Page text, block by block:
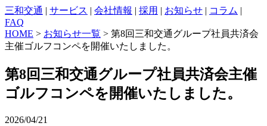
三和交通 | サービス | 会社情報 | 採用 | お知らせ | コラム |
FAQ
HOME > お知らせ一覧 > 第8回三和交通グループ社員共済会
主催ゴルフコンペを開催いたしました。
第8回三和交通グループ社員共済会主催
ゴルフコンペを開催いたしました。
2026/04/21